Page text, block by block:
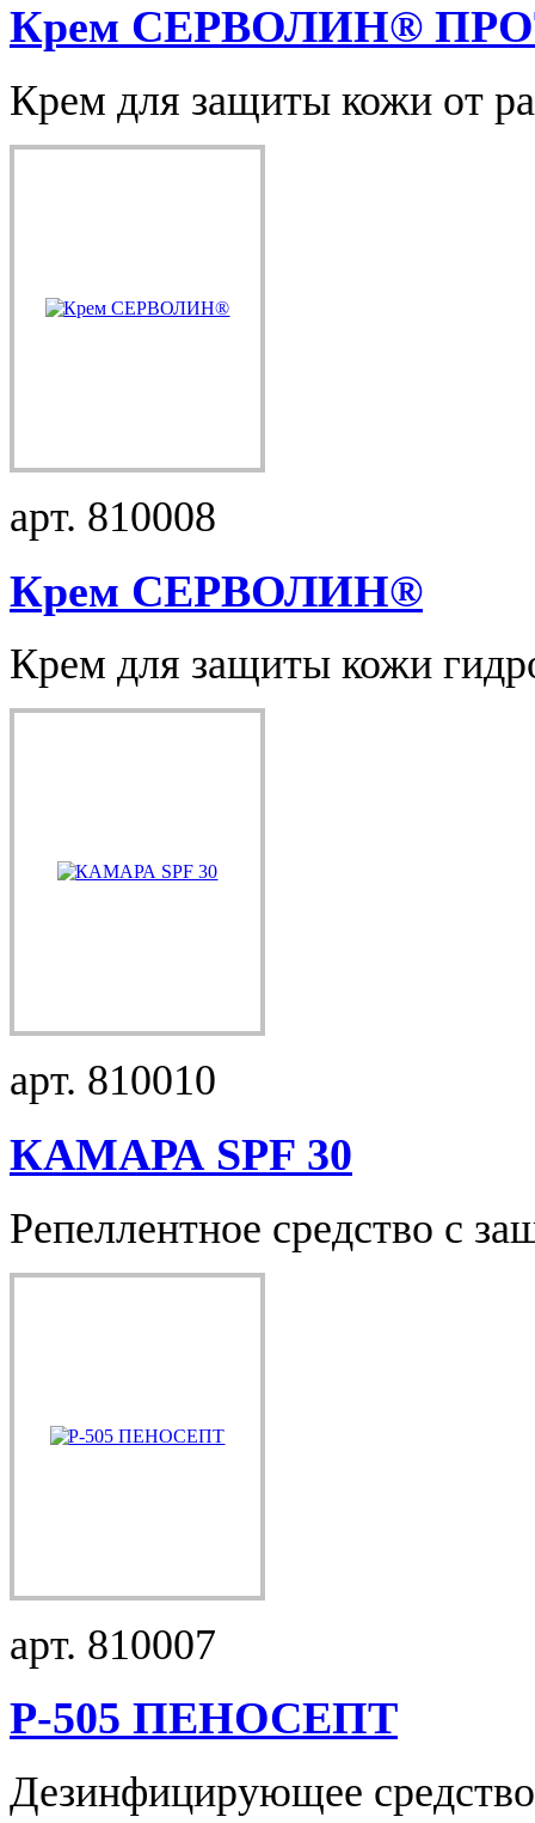
Крем СЕРВОЛИН®
Крем для защиты кожи от
арт. 810008
Крем СЕРВОЛИН®
Крем для защиты кожи
арт. 810010
КАМАРА SPF 30
Репеллентное средство с
арт. 810007
Р-505 ПЕНОСЕПТ
Дезинфицирующее